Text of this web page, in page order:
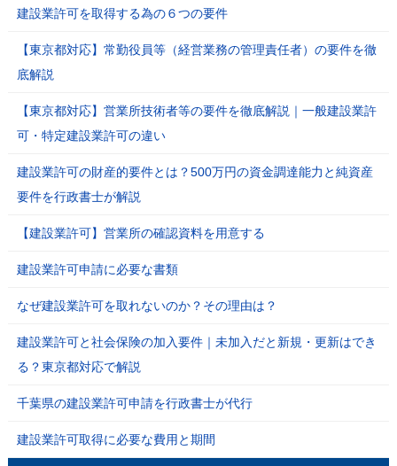
建設業許可を取得する為の６つの要件
【東京都対応】常勤役員等（経営業務の管理責任者）の要件を徹
底解説
【東京都対応】営業所技術者等の要件を徹底解説｜一般建設業許
可・特定建設業許可の違い
建設業許可の財産的要件とは？500万円の資金調達能力と純資産
要件を行政書士が解説
【建設業許可】営業所の確認資料を用意する
建設業許可申請に必要な書類
なぜ建設業許可を取れないのか？その理由は？
建設業許可と社会保険の加入要件｜未加入だと新規・更新はでき
る？東京都対応で解説
千葉県の建設業許可申請を行政書士が代行
建設業許可取得に必要な費用と期間